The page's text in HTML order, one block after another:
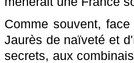
Comme souvent,
Jaurès de naïveté et
secrets, aux